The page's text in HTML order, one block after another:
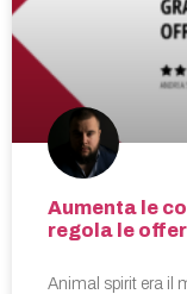
Aumenta le
regola le
Animal spirit era il